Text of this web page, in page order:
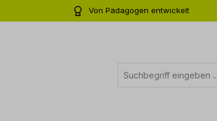
Von Pädagogen entwickelt